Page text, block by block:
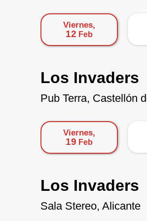
Viernes,
12 Feb
Los Invaders
Pub Terra, Castellón
Viernes,
19 Feb
Los Invaders
Sala Stereo, Alicante